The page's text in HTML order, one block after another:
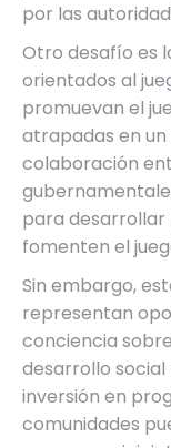
por las
Otro desafío es
orientados al
promuevan el
atrapadas en un
colaboración
para desarrollar
fomenten el
Sin embargo,
representan
conciencia
desarrollo social
inversión en
comunidades